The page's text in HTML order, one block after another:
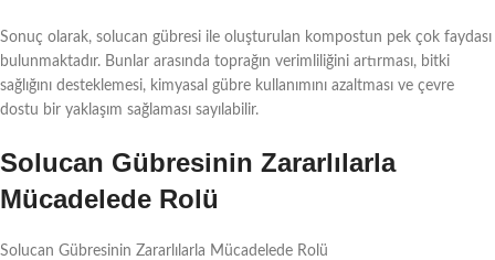
Sonuç olarak, solucan gübresi ile oluşturulan kompostun pek çok faydası
bulunmaktadır. Bunlar arasında toprağın verimliliğini artırması, bitki
sağlığını desteklemesi, kimyasal gübre kullanımını azaltması ve çevre
dostu bir yaklaşım sağlaması sayılabilir.
Solucan Gübresinin Zararlılarla
Mücadelede Rolü
Solucan Gübresinin Zararlılarla Mücadelede Rolü